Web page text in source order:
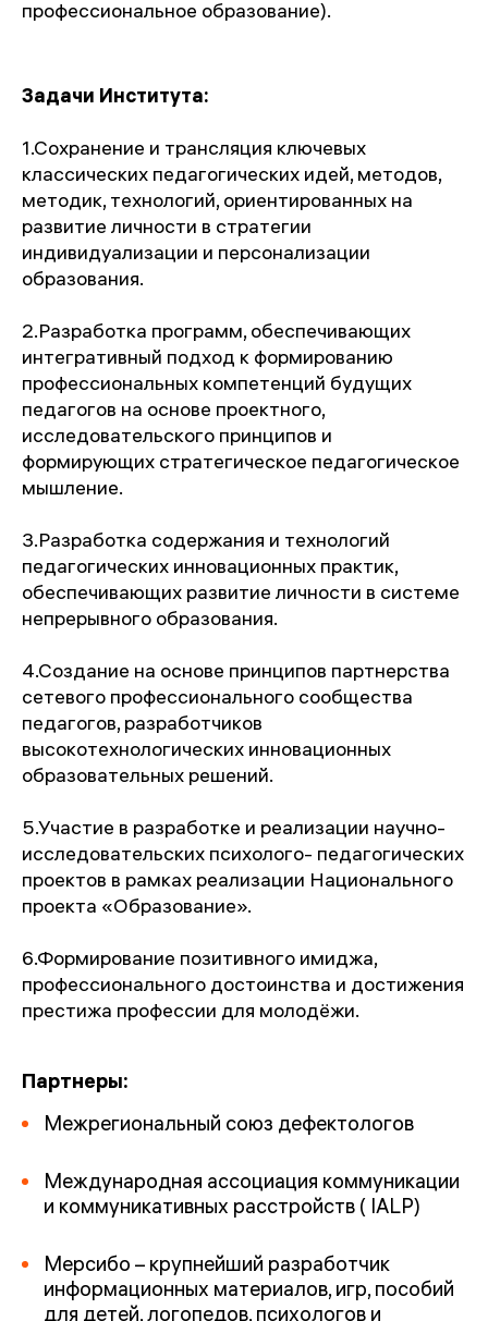
профессиональное образование).
Задачи Института:
1.Сохранение и трансляция ключевых
классических педагогических идей, методов,
методик, технологий, ориентированных на
развитие личности в стратегии
индивидуализации и персонализации
образования.
2.Разработка программ, обеспечивающих
интегративный подход к формированию
профессиональных компетенций будущих
педагогов на основе проектного,
исследовательского принципов и
формирующих стратегическое педагогическое
мышление.
3.Разработка содержания и технологий
педагогических инновационных практик,
обеспечивающих развитие личности в системе
непрерывного образования.
4.Создание на основе принципов партнерства
сетевого профессионального сообщества
педагогов, разработчиков
высокотехнологических инновационных
образовательных решений.
5.Участие в разработке и реализации научно-
исследовательских психолого- педагогических
проектов в рамках реализации Национального
проекта «Образование».
6.Формирование позитивного имиджа,
профессионального достоинства и достижения
престижа профессии для молодёжи.
Партнеры:
Межрегиональный союз дефектологов
Международная ассоциация коммуникации
и коммуникативных расстройств ( IALP)
Мерсибо – крупнейший разработчик
информационных материалов, игр, пособий